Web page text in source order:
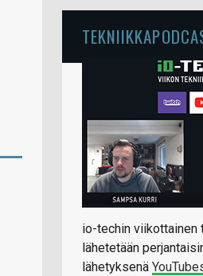
io-techin viikottainen
lähetetään
lähetyksenä